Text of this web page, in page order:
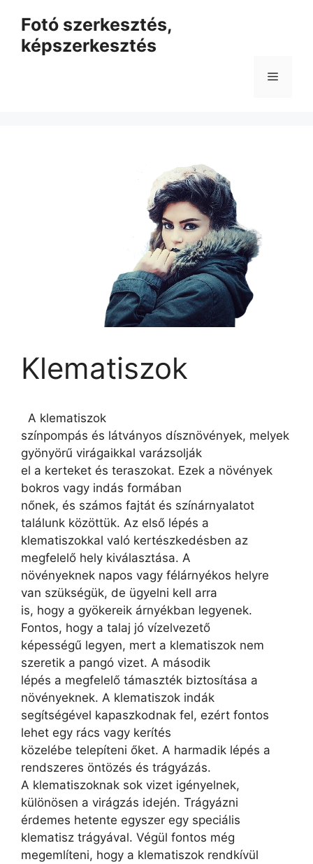
tartalomba
Fotó szerkesztés,
képszerkesztés
Menü
Klematiszok
A klematiszok
színpompás és látványos dísznövények, melyek
gyönyörű virágaikkal varázsolják
el a kerteket és teraszokat. Ezek a növények
bokros vagy indás formában
nőnek, és számos fajtát és színárnyalatot
találunk közöttük. Az első lépés a
klematiszokkal való kertészkedésben az
megfelelő hely kiválasztása. A
növényeknek napos vagy félárnyékos helyre
van szükségük, de ügyelni kell arra
is, hogy a gyökereik árnyékban legyenek.
Fontos, hogy a talaj jó vízelvezető
képességű legyen, mert a klematiszok nem
szeretik a pangó vizet. A második
lépés a megfelelő támaszték biztosítása a
növényeknek. A klematiszok indák
segítségével kapaszkodnak fel, ezért fontos
lehet egy rács vagy kerítés
közelébe telepíteni őket. A harmadik lépés a
rendszeres öntözés és trágyázás.
A klematiszoknak sok vizet igényelnek,
különösen a virágzás idején. Trágyázni
érdemes hetente egyszer egy speciális
klematisz trágyával. Végül fontos még
megemlíteni, hogy a klematiszok rendkívül